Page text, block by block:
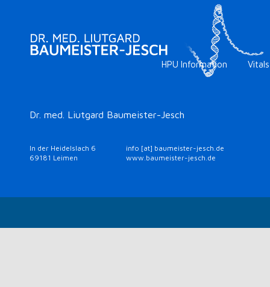
HPU Information
Dr. med. Liutgard Baumeister-Jesch
In der Heidelslach 6
69181 Leimen
info [at] baumeister-jesch.de
www.baumeister-jesch.de